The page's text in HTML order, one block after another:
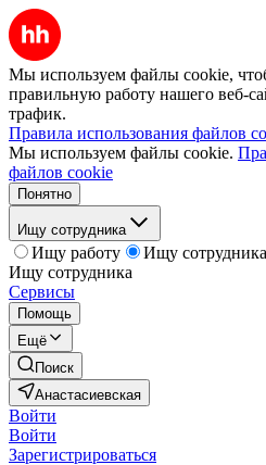
Мы используем файлы cookie,
правильную работу нашего веб-
трафик.
Правила использования файлов
Мы используем файлы cookie.
файлов cookie
Понятно
Ищу сотрудника
Ищу работу
Ищу сотрудника
Ищу сотрудника
Сервисы
Помощь
Ещё
Поиск
Анастасиевская
Войти
Войти
Зарегистрироваться